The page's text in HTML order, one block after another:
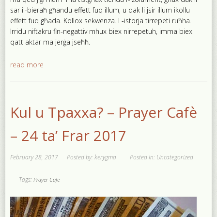
sar il-bieraħ għandu effett fuq illum, u dak li jsir illum ikollu
effett fuq għada. Kollox sekwenza. L-istorja tirrepeti ruħha.
Irridu niftakru fin-negattiv mhux biex nirrepetuh, imma biex
qatt aktar ma jerġa jseħħ.
read more
Kul u Tpaxxa? – Prayer Cafè
– 24 ta’ Frar 2017
February 28, 2017 Posted by: kerygma Posted In: Uncategorized
Tags:Prayer Cafe